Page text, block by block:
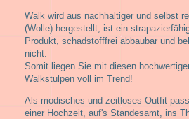
Walk wird aus nachhaltiger und selbst
(Wolle) hergestellt, ist ein
Produkt, schadstofffrei abbaubar und
nicht.
Somit liegen Sie mit diesen
Walkstulpen voll im Trend!
Als modisches und zeitloses Outfit
einer Hochzeit, auf's Standesamt, ins